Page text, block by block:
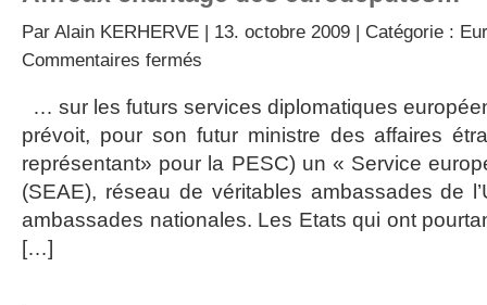
Par Alain KERHERVE | 13. octobre 2009 | Catégorie :
Commentaires fermés
des
eurodéputés…
… sur les futurs services diplomatiques
prévoit, pour son futur ministre des affaires
représentant» pour la PESC) un « Service
(SEAE), réseau de véritables ambassades de
ambassades nationales. Les Etats qui ont
[…]